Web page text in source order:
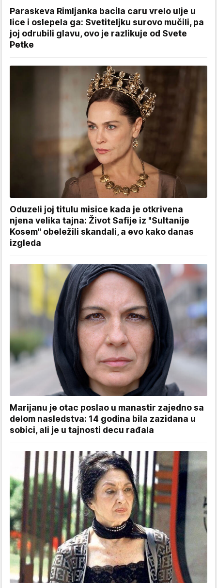
Paraskeva Rimljanka bacila caru vrelo ulje u
lice i oslepela ga: Svetiteljku surovo mučili, pa
joj odrubili glavu, ovo je razlikuje od Svete
Petke
Oduzeli joj titulu misice kada je otkrivena
njena velika tajna: Život Safije iz "Sultanije
Kosem" obeležili skandali, a evo kako danas
izgleda
Marijanu je otac poslao u manastir zajedno sa
delom nasledstva: 14 godina bila zazidana u
sobici, ali je u tajnosti decu rađala